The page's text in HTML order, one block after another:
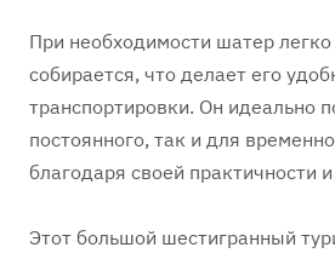
При необходимости шатер легко
собирается, что делает его
транспортировки. Он идеально
постоянного, так и для
благодаря своей практичности
Этот большой шестигранный